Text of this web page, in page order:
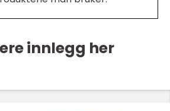
innlegg her